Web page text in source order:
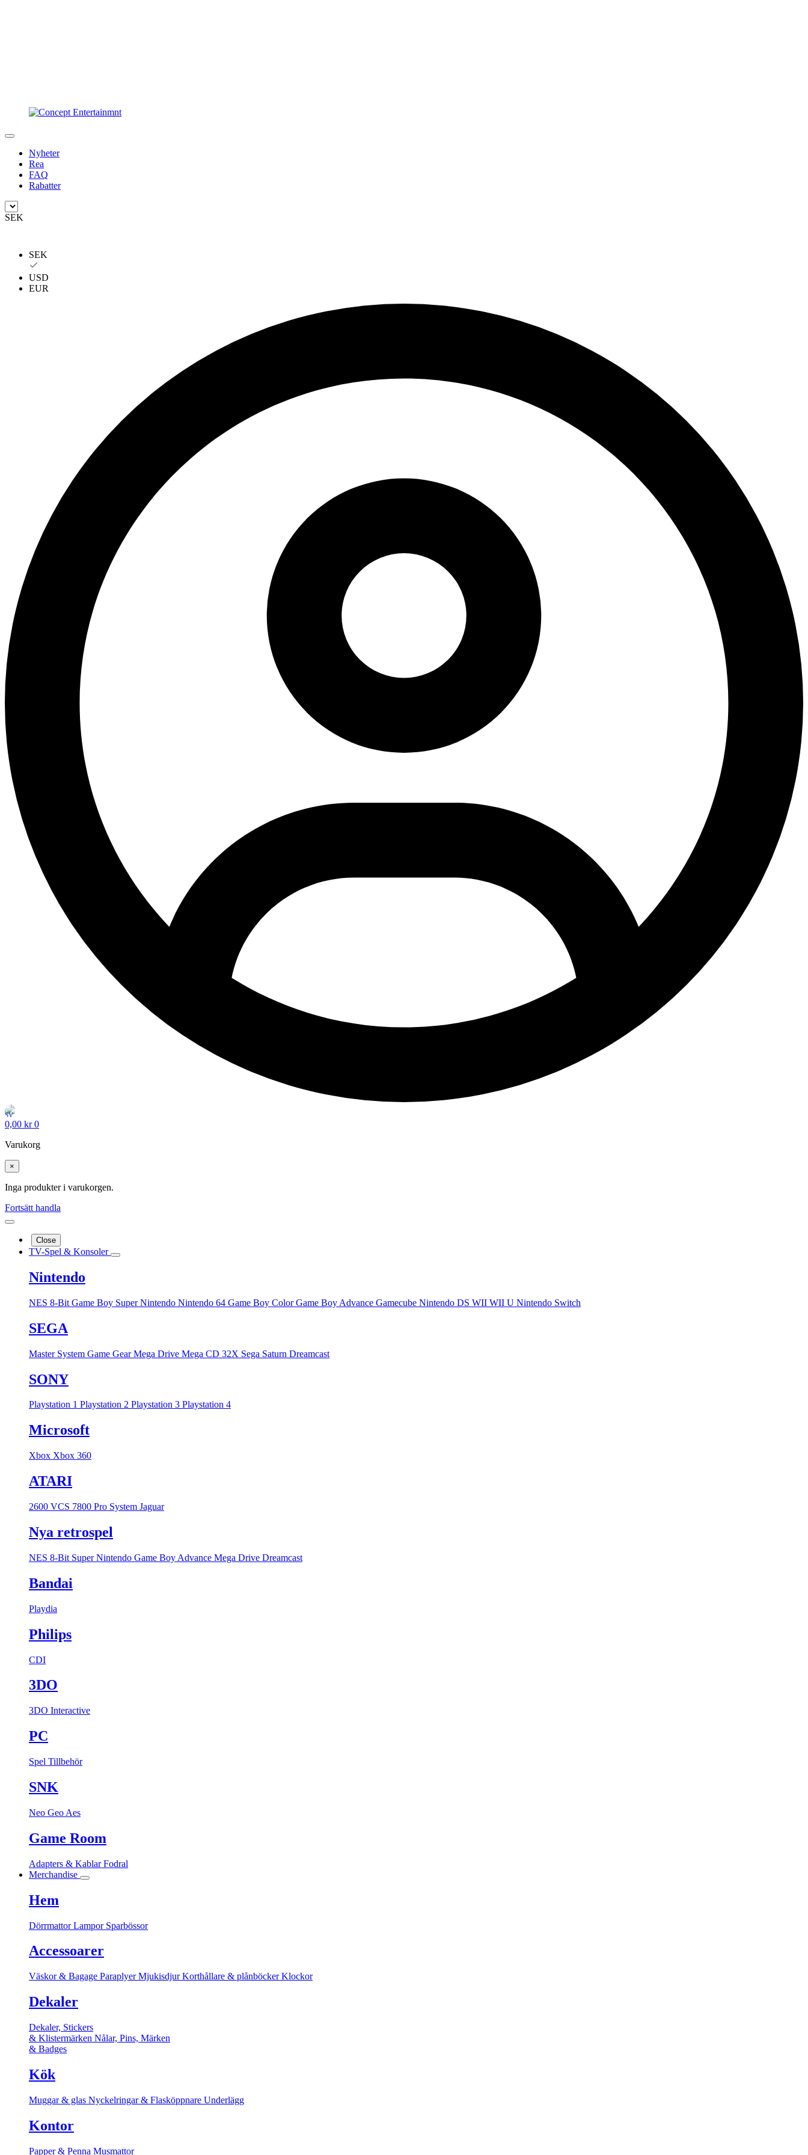
Nyheter
Rea
FAQ
Rabatter
SEK
SEK
USD
EUR
0,00 kr 0
Varukorg
×
Inga produkter i varukorgen.
Fortsätt handla
Close
TV-Spel & Konsoler
Nintendo
NES 8-Bit Game Boy Super Nintendo Nintendo 64 Game Boy ColorGame Boy Advance Gamecube Nintendo DS WII WII U Nintendo Switch
SEGA
Master System Game GearMega Drive Mega CD 32X Sega Saturn Dreamcast
SONY
Playstation 1 Playstation 2 Playstation 3 Playstation 4
Microsoft
Xbox Xbox 360
ATARI
2600 VCS 7800 Pro System Jaguar
Nya retrospel
NES 8-Bit Super Nintendo Game Boy Advance Mega Drive Dreamcast
Bandai
Playdia
Philips
CDI
3DO
3DO Interactive
PC
Spel Tillbehör
SNK
Neo Geo Aes
Game Room
Adapters & KablarFodral
Merchandise
Hem
DörrmattorLampor Sparbössor
Accessoarer
Väskor & Bagage ParaplyerMjukisdjurKorthållare & plånböckerKlockor
Dekaler
Dekaler, Stickers
& Klistermärken Nålar, Pins, Märken
& Badges
Kök
Muggar & glas Nyckelringar & Flasköppnare Underlägg
Kontor
Papper & Penna Musmattor